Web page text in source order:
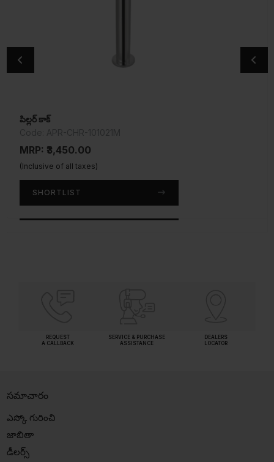
పిల్లర్ కాక్
MRP: ₹3,450.00
(Inclusive of all taxes)
SHORTLIST
బిబ్ కాక్
MRP: ₹1,575.00
(Inclusive of all taxes)
SHORTLIST
REQUEST
A CALLBACK
SERVICE & PURCHASE
ASSISTANCE
DEALERS
LOCATOR
సమాచారం
ఎస్కో గురించి
జాబితా
డీలర్స్